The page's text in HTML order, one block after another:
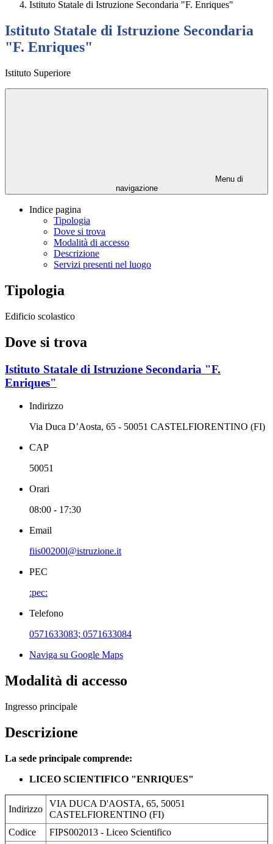
Istituto Statale di Istruzione Secondaria "F. Enriques"
Istituto Statale di Istruzione Secondaria
"F. Enriques"
Istituto Superiore
Menu di
navigazione
Indice pagina
Tipologia
Dove si trova
Modalità di accesso
Descrizione
Servizi presenti nel luogo
Tipologia
Edificio scolastico
Dove si trova
Istituto Statale di Istruzione Secondaria "F.
Enriques"
Indirizzo
Via Duca D’Aosta, 65 - 50051 CASTELFIORENTINO (FI)
CAP
50051
Orari
08:00 - 17:30
Email
fiis00200l@istruzione.it
PEC
:pec:
Telefono
0571633083; 0571633084
Naviga su Google Maps
Modalità di accesso
Ingresso principale
Descrizione
La sede principale comprende:
LICEO SCIENTIFICO "ENRIQUES"
Indirizzo
VIA DUCA D'AOSTA, 65, 50051
CASTELFIORENTINO (FI)
Codice
FIPS002013 - Liceo Scientifico